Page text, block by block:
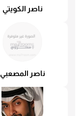
ناصر الكويتي
ناصر المصعبي